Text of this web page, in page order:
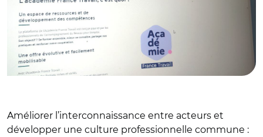
Améliorer l’interconnaissance entre acteurs et
développer une culture professionnelle commune :